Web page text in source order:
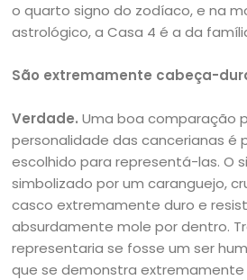
o quarto signo do zodíaco, e na
astrológico, a Casa 4 é a da
São extremamente cabeça-
Verdade. Uma boa comparação
personalidade das cancerianas é
escolhido para representá-las. O
simbolizado por um caranguejo,
casco extremamente duro e
absurdamente mole por dentro.
representaria se fosse um ser
que se demonstra